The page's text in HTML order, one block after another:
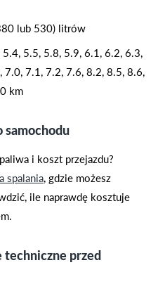
lub 530) litrów
5.5, 5.8, 5.9, 6.1, 6.2, 6.3,
7.1, 7.2, 7.6, 8.2, 8.5, 8.6,
km
samochodu
i koszt przejazdu?
spalania, gdzie możesz
ile naprawdę kosztuje
techniczne przed